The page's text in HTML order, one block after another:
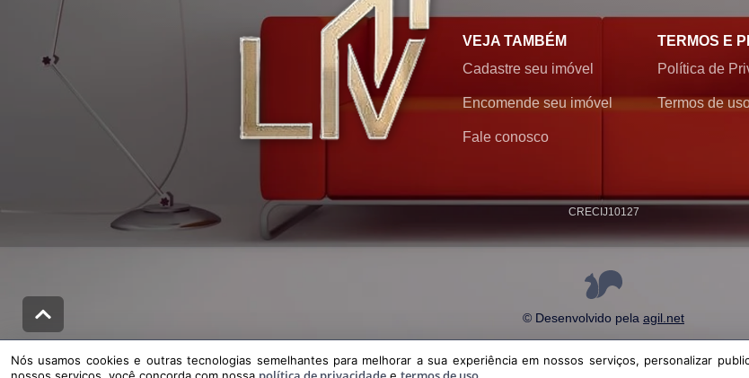
VEJA TAMBÉM
Cadastre seu imóvel
Encomende seu imóvel
Fale conosco
TERMOS E
Política de
Termos de
CRECI J10127
© Desenvolvido pela agil.net
Nós usamos cookies e outras tecnologias semelhantes para melhorar a sua experiência em nossos serviços, personalizar publicidade e
política de privacidadeetermos de uso
Nós usamos cookies e outras tecnologias semelhantes para melhorar a sua experiência em nossos serviços, personalizar